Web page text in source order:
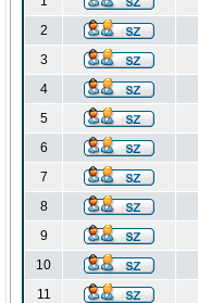
2
3
4
5
6
7
8
9
10
11